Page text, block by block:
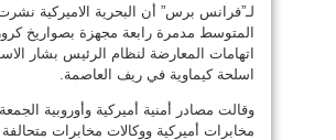
لـ”فرانس برس” أن البحرية الاميركية
المتوسط مدمرة رابعة مجهزة بصواريخ
اتهامات المعارضة لنظام الرئيس بشار
اسلحة كيماوية في ريف العاصمة.
وقالت مصادر أمنية أميركية وأوروبية
مخابرات أميركية ووكالات مخابرات